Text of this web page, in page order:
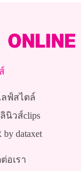
ลฟ์สไตล์
ลินิวส์clips
by dataxet
อเรา